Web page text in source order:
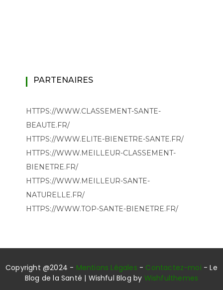
PARTENAIRES
HTTPS://WWW.CLASSEMENT-SANTE-
BEAUTE.FR/
HTTPS://WWW.ELITE-BIENETRE-SANTE.FR/
HTTPS://WWW.MEILLEUR-CLASSEMENT-
BIENETRE.FR/
HTTPS://WWW.MEILLEUR-SANTE-
NATURELLE.FR/
HTTPS://WWW.TOP-SANTE-BIENETRE.FR/
Copyright @2024 - Mentions Légales - Contactez-moi - Le
Blog de la Santé | Wishful Blog by Wishfulthemes